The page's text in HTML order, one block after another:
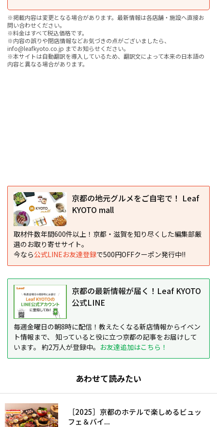
※掲載内容は変更となる場合があります。最新情報は各店舗・施設へ直接お
問い合わせください。
※料金はすべて税込価格です。
※内容の誤りや閉店情報などお気づきの点がございましたら、
info@leafkyoto.co.jp までお知らせください。
※本サイトは自動翻訳を導入しているため、翻訳文によって本来の日本語の
内容と異なる場合があります。
京都の地元グルメをご自宅で！ Leaf
KYOTO mall
取材件数年間600件以上！京都・滋賀を知り尽くした編集部厳
選のお取り寄せサイト。
今なら公式LINEお友達登録で500円OFFクーポン発行中!!
京都の最新情報が届く！Leaf KYOTO
公式LINE
毎週金曜日の朝8時に配信！教えたくなる新店情報からイベン
ト情報まで、 知っていると役に立つ京都の記事をお届けして
います。 約2万人が登録中。 お友達追加はこちら！
あわせて読みたい
［2025］京都のホテルで楽しめるビュッ
フェ＆バイ...